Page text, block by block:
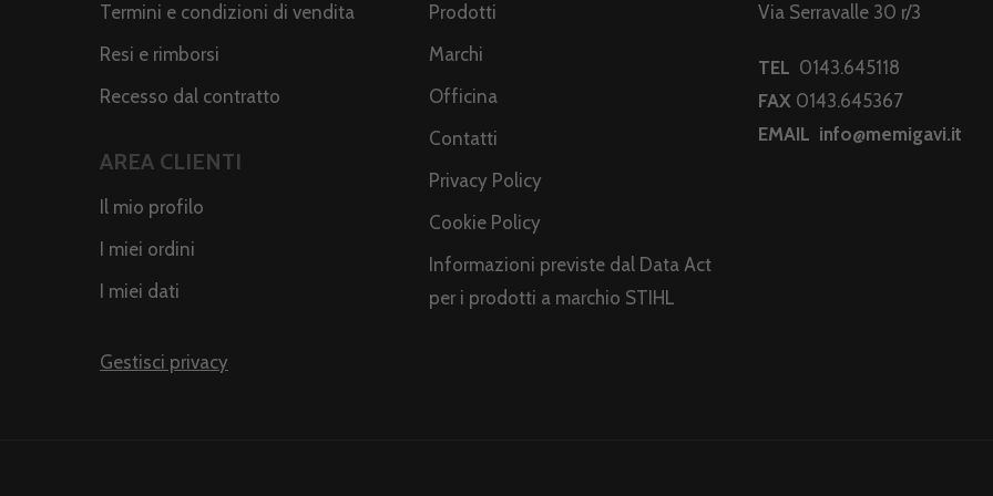
Termini e condizioni di vendita
Resi e rimborsi
Recesso dal contratto
AREA CLIENTI
Il mio profilo
I miei ordini
I miei dati
Gestisci privacy
Prodotti
Marchi
Officina
Contatti
Privacy Policy
Cookie Policy
Informazioni previste dal Data Act
per i prodotti a marchio STIHL
Via Serravalle 30 r/3
TEL 0143.645118
FAX 0143.645367
EMAIL info@memigavi.it